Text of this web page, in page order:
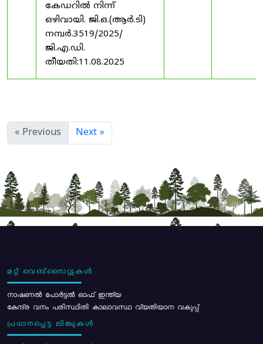
കേഡറിൽ നിന്ന്
ഒഴിവായി. ജി.ഒ.(ആർ.ടി)
നമ്പർ.3519/2025/
ജി.എ.ഡി.
തീയതി:11.08.2025
« Previous Next »
മറ്റ് വെബ്സൈറ്റുകൾ
നാഷണൽ പോർട്ടൽ ഓഫ് ഇന്ത്യ
കേന്ദ്ര വനം പരിസ്ഥിതി കാലാവസ്ഥ വ്യതിയാന വകുപ്പ്
പ്രധാനപ്പെട്ട ലിങ്കുകൾ